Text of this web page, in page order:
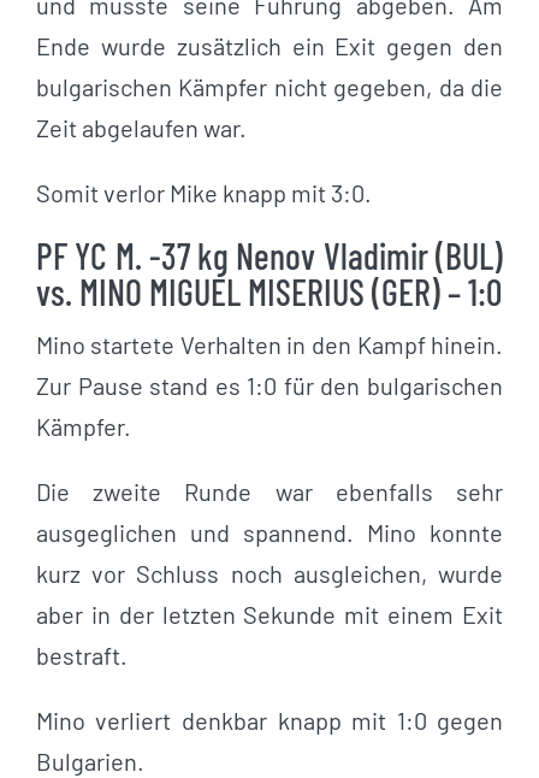
Ende wurde zusätzlich ein Exit gegen den
bulgarischen Kämpfer nicht gegeben, da die
Zeit abgelaufen war.
Somit verlor Mike knapp mit 3:0.
PF YC M. -37 kg Nenov Vladimir (BUL)
vs. MINO MIGUEL MISERIUS (GER) – 1:0
Mino startete Verhalten in den Kampf hinein.
Zur Pause stand es 1:0 für den bulgarischen
Kämpfer.
Die zweite Runde war ebenfalls sehr
ausgeglichen und spannend. Mino konnte
kurz vor Schluss noch ausgleichen, wurde
aber in der letzten Sekunde mit einem Exit
bestraft.
Mino verliert denkbar knapp mit 1:0 gegen
Bulgarien.